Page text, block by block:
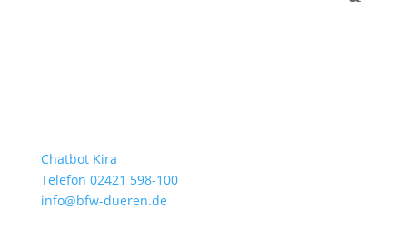
Chatbot Kira
Telefon 02421 598-100
info@bfw-dueren.de